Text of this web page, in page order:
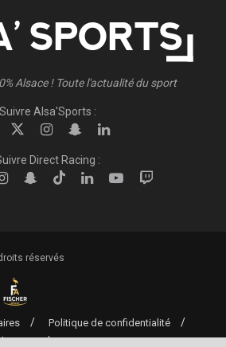
Alsace ! Toute l'actualité du sport
Suivre Alsa'Sports :
Direct Racing :
réservés
Politique de confidentialité